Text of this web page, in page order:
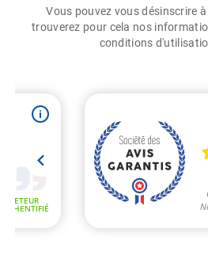
Vous pouvez vous désinscrire
trouverez pour cela nos
conditions